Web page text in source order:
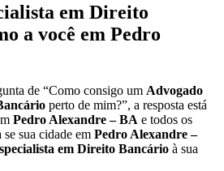
em Direito
a você em Pedro
de “Como consigo um Advogado
perto de mim?”, a resposta está
Pedro Alexandre – BA e todos os
sua cidade em Pedro Alexandre –
em Direito Bancário à sua